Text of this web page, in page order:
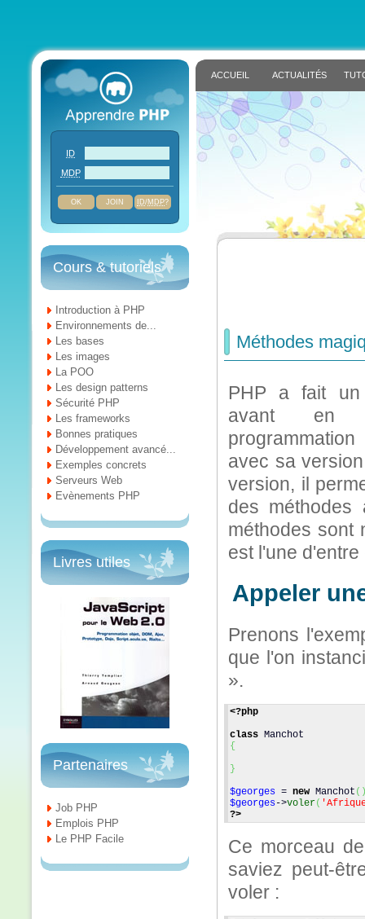
ACCUEIL ACTUALITÉS
Méthodes
PHP a fait
avant en
avec sa
version, il
des méthodes
méthodes sont
est l'une d'entre
Appeler
Prenons
que l'on
».
<?php
class Manchot
{
}
$georges = new Manchot (
$georges->voler(
?>
Ce morceau
saviez peut-
voler :
ID
MDP
JOIN ID/MDP?
Cours & tutoriels
Introduction à PHP
Environnements de...
Les bases
Les images
La POO
Les design patterns
Sécurité PHP
Les frameworks
Bonnes pratiques
Développement avancé...
Exemples concrets
Serveurs Web
Evènements PHP
Livres utiles
Partenaires
Job PHP
Emplois PHP
Le PHP Facile